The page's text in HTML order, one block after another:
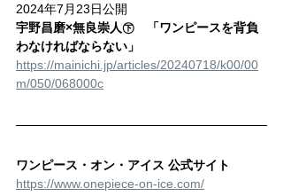
2024年7月23日公開
宇野昌磨×無良崇人㊦　「ワンピースを背負
わなければならない」
https://mainichi.jp/articles/20240718/k00/00
m/050/068000c
ワンピース・オン・アイス 公式サイト
https://www.onepiece-on-ice.com/